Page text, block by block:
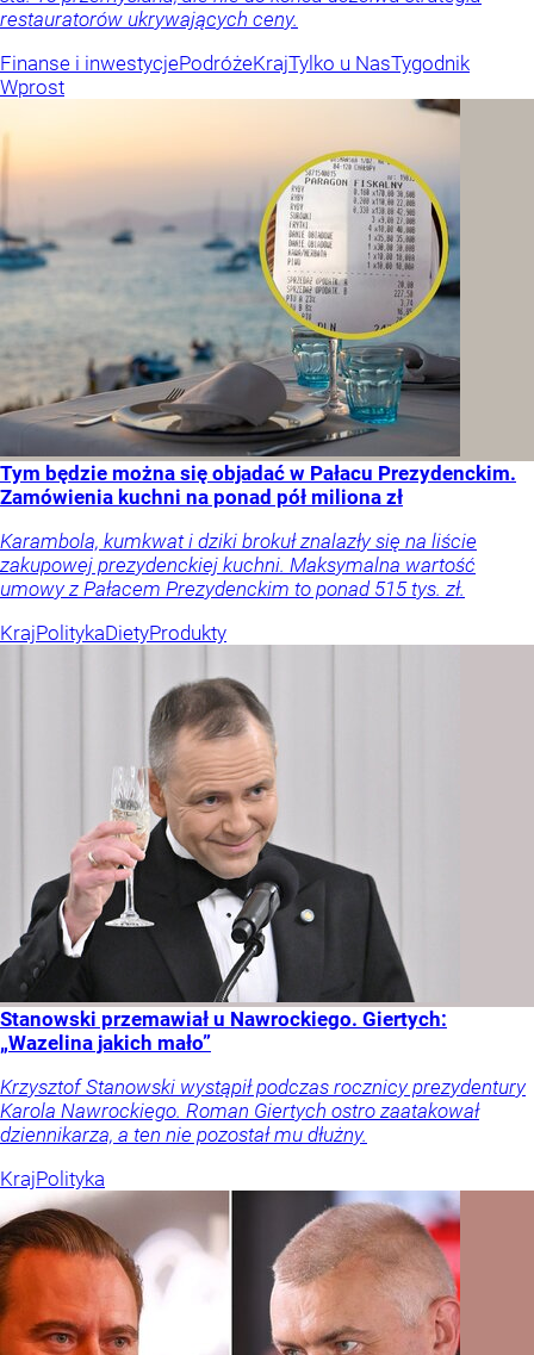
restauratorów ukrywających ceny.
Finanse i inwestycjePodróżeKrajTylko u NasTygodnik
Wprost
Tym będzie można się objadać w Pałacu Prezydenckim.
Zamówienia kuchni na ponad pół miliona zł
Karambola, kumkwat i dziki brokuł znalazły się na liście
zakupowej prezydenckiej kuchni. Maksymalna wartość
umowy z Pałacem Prezydenckim to ponad 515 tys. zł.
KrajPolitykaDietyProdukty
Stanowski przemawiał u Nawrockiego. Giertych:
„Wazelina jakich mało”
Krzysztof Stanowski wystąpił podczas rocznicy prezydentury
Karola Nawrockiego. Roman Giertych ostro zaatakował
dziennikarza, a ten nie pozostał mu dłużny.
KrajPolityka